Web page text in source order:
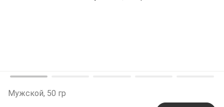
Мужской, 50 гр